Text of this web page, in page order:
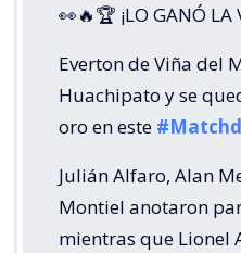
👀🔥🏆 ¡LO GANÓ LA
Everton de Viña del
Huachipato y se
oro en este
Julián Alfaro, Alan
Montiel anotaron
mientras que Lionel